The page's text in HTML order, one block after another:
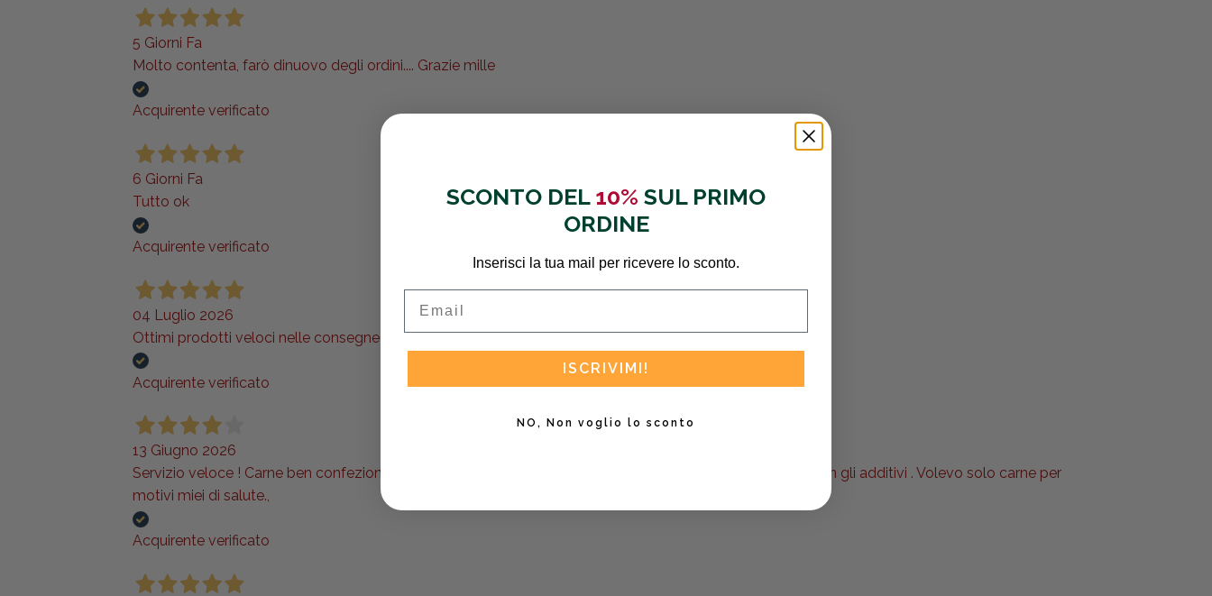
5 Giorni Fa
Molto contenta, farò dinuovo degli ordini.... Grazie mille
Acquirente verificato
6 Giorni Fa
Tutto ok
Acquirente verificato
04 Luglio 2026
Ottimi prodotti veloci nelle consegne lo consiglio vivamente
Acquirente verificato
13 Giugno 2026
Servizio veloce ! Carne ben confezionata e fresca. Tornerò a rifornirmi da voi . L’unica pecca le svizzere con gli additivi . Volevo solo carne per
motivi miei di salute.,
Acquirente verificato
SCONTO DEL 10% SUL PRIMO
ORDINE
Inserisci la tua mail per ricevere lo sconto.
ISCRIVIMI!
NO, Non voglio lo sconto